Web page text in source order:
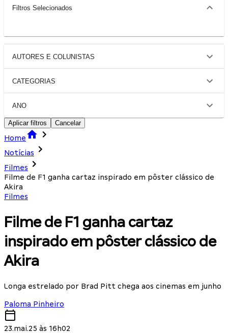
Filtros Selecionados
AUTORES E COLUNISTAS
CATEGORIAS
ANO
Aplicar filtros Cancelar
Home
Notícias
Filmes
Filme de F1 ganha cartaz inspirado em pôster clássico de
Akira
Filmes
Filme de F1 ganha cartaz
inspirado em pôster clássico de
Akira
Longa estrelado por Brad Pitt chega aos cinemas em junho
Paloma Pinheiro
23.mai.25 às 16h02